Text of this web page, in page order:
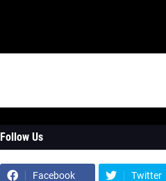
Follow Us
Facebook Twitter